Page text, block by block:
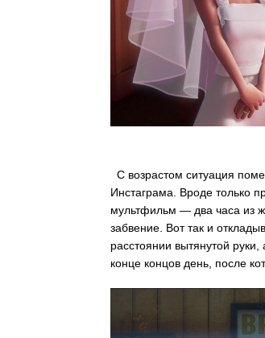
С возрастом ситуация
Инстаграма. Вроде только
мультфильм — два часа из
забвение. Вот так и
расстоянии вытянутой
конце концов день, после